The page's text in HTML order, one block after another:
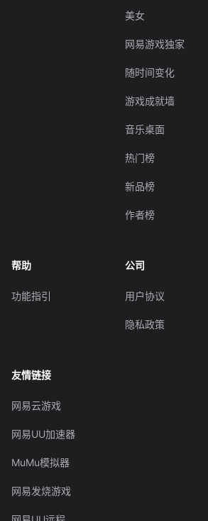
美女
网易游戏独家
随时间变化
游戏成就墙
音乐桌面
热门榜
新品榜
作者榜
帮助
功能指引
公司
用户协议
隐私政策
友情链接
网易云游戏
网易UU加速器
MuMu模拟器
网易发烧游戏